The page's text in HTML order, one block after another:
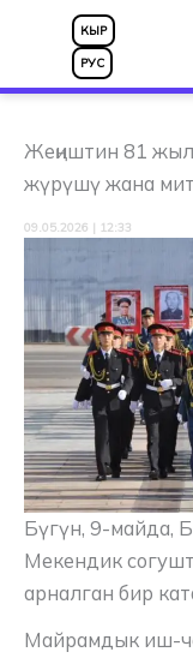
КЫР
РУС
Жеңиштин 81
жүрүшү жана
09.05.2026 | 12:33
Бүгүн, 9-майда,
Мекендик
арналган бир
Майрамдык иш-